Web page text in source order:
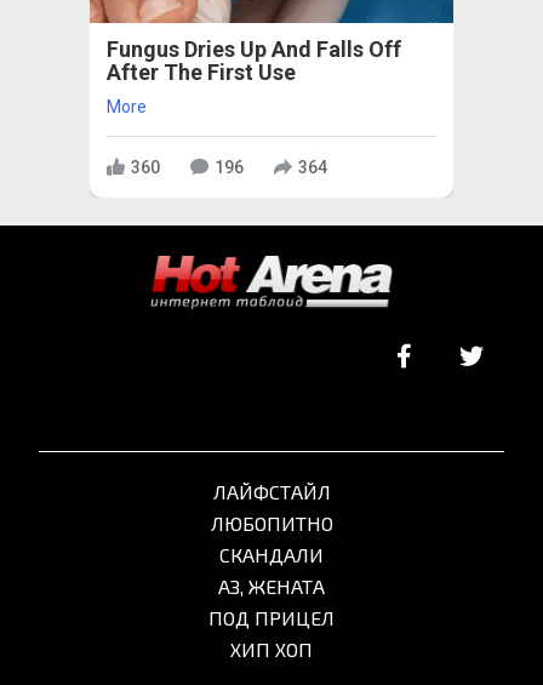
Fungus Dries Up And Falls Off
After The First Use
More
360 196 364
ЛАЙФСТАЙЛ
ЛЮБОПИТНО
СКАНДАЛИ
АЗ, ЖЕНАТА
ПОД ПРИЦЕЛ
ХИП ХОП